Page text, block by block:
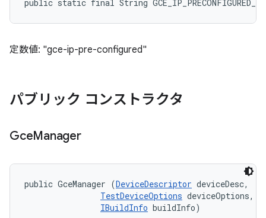
public static final String
定数値: "gce-ip-pre-configured"
パブリック コンストラクタ
GceManager
public GceManager (DeviceDescriptor deviceDesc,
TestDeviceOptions deviceOptions,
IBuildInfo buildInfo)